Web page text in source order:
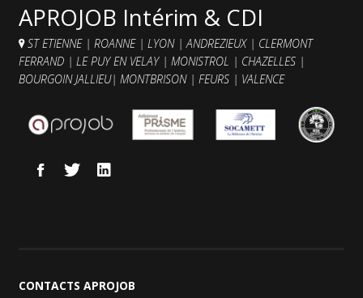
APROJOB Intérim & CDI
ST ETIENNE| ROANNE | LYON |ANDREZIEUX | CLERMONT
FERRAND | LE PUY EN VELAY| MONISTROL | CHAZELLES |
BOURGOIN JALLIEU| MONTBRISON | FEURS | VALENCE
CONTACTS APROJOB